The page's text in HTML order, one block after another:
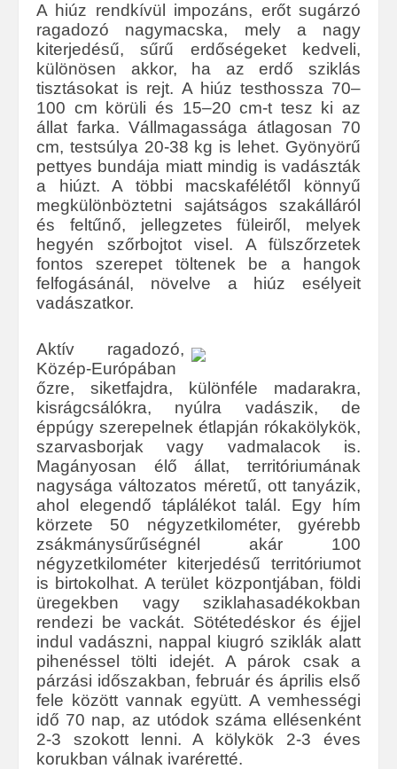
A hiúz rendkívül impozáns, erőt sugárzó
ragadozó nagymacska, mely a nagy
kiterjedésű, sűrű erdőségeket kedveli,
különösen akkor, ha az erdő sziklás
tisztásokat is rejt. A hiúz testhossza 70–
100 cm körüli és 15–20 cm-t tesz ki az
állat farka. Vállmagassága átlagosan 70
cm, testsúlya 20-38 kg is lehet. Gyönyörű
pettyes bundája miatt mindig is vadászták
a hiúzt. A többi macskafélétől könnyű
megkülönböztetni sajátságos szakálláról
és feltűnő, jellegzetes füleiről, melyek
hegyén szőrbojtot visel. A fülszőrzetek
fontos szerepet töltenek be a hangok
felfogásánál, növelve a hiúz esélyeit
vadászatkor.
Aktív ragadozó,
Közép-Európában
őzre, siketfajdra, különféle madarakra,
kisrágcsálókra, nyúlra vadászik, de
éppúgy szerepelnek étlapján rókakölykök,
szarvasborjak vagy vadmalacok is.
Magányosan élő állat, territóriumának
nagysága változatos méretű, ott tanyázik,
ahol elegendő táplálékot talál. Egy hím
körzete 50 négyzetkilométer, gyérebb
zsákmánysűrűségnél akár 100
négyzetkilométer kiterjedésű territóriumot
is birtokolhat. A terület központjában, földi
üregekben vagy sziklahasadékokban
rendezi be vackát. Sötétedéskor és éjjel
indul vadászni, nappal kiugró sziklák alatt
pihenéssel tölti idejét. A párok csak a
párzási időszakban, február és április első
fele között vannak együtt. A vemhességi
idő 70 nap, az utódok száma ellésenként
2-3 szokott lenni. A kölykök 2-3 éves
korukban válnak ivaréretté.